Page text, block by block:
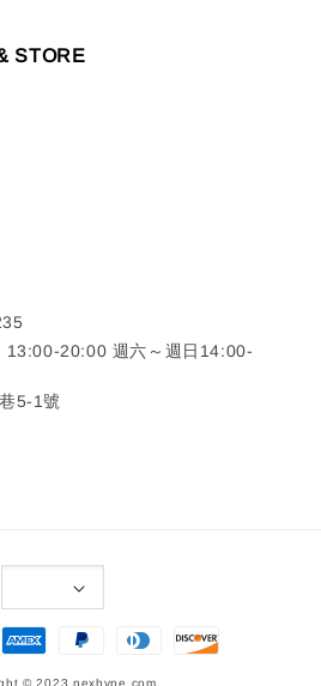
STORE
13:00-20:00 週六～週日14:00-
5-1號
© 2023 nexhype.com.